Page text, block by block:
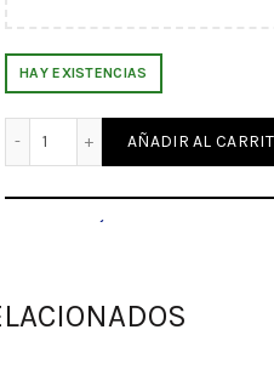
HAY EXISTENCIAS
Marcadores de colores
AÑADIR AL
Dimensiones